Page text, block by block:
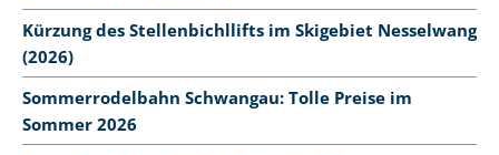
Kürzung des Stellenbichllifts im Skigebiet Nesselwang
(2026)
Sommerrodelbahn Schwangau: Tolle Preise im
Sommer 2026